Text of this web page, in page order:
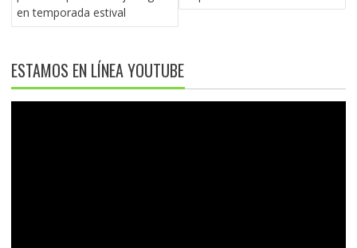
en temporada estival
ESTAMOS EN LÍNEA YOUTUBE